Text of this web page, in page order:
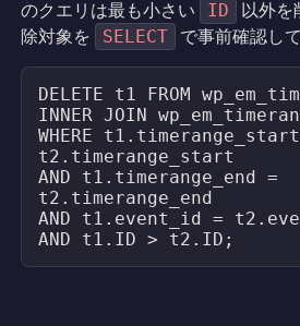
のクエリは最も小さい ID
以外を
除対象を
SELECT で事前確認し
DELETE t1 FROM
INNER JOIN
WHERE
t2.timerange_start
AND t1.timerange_end =
t2.timerange_end
AND t1.event_id =
AND t1.ID > t2.ID;